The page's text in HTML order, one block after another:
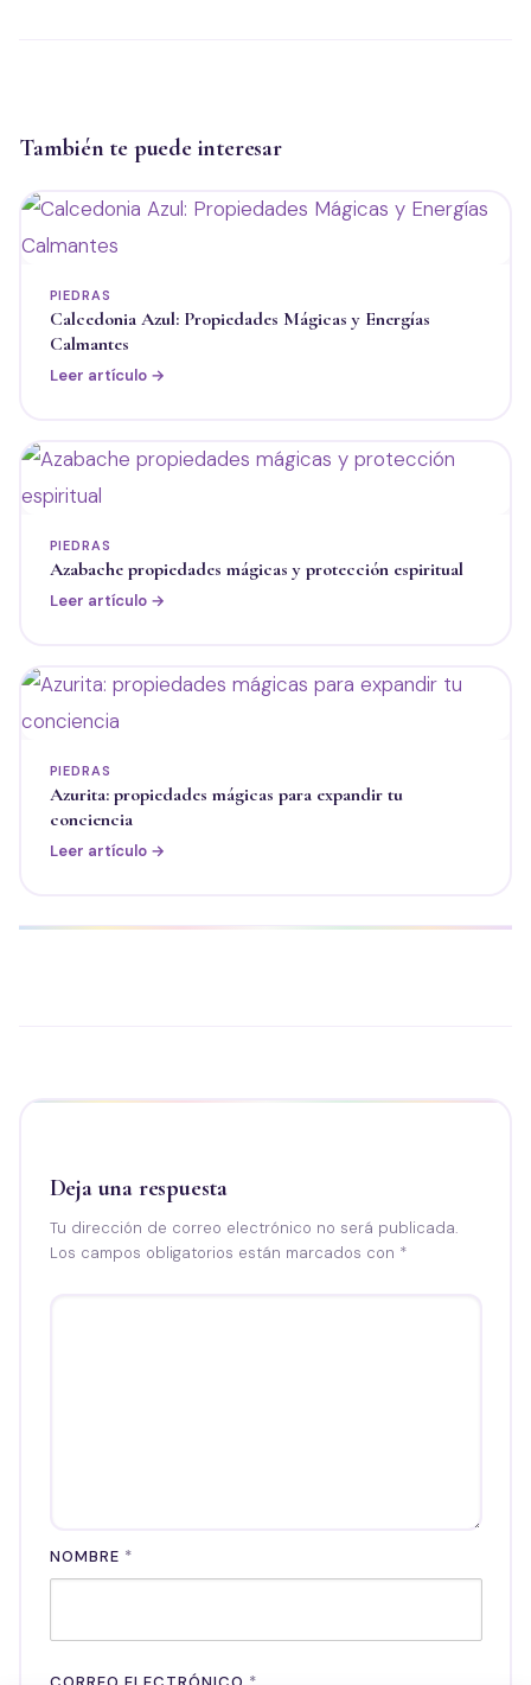
También te puede interesar
PIEDRAS
Calcedonia Azul: Propiedades Mágicas y Energías
Calmantes
Leer artículo →
PIEDRAS
Azabache propiedades mágicas y protección espiritual
Leer artículo →
PIEDRAS
Azurita: propiedades mágicas para expandir tu
conciencia
Leer artículo →
Deja una respuesta
Tu dirección de correo electrónico no será publicada.
Los campos obligatorios están marcados con *
NOMBRE *